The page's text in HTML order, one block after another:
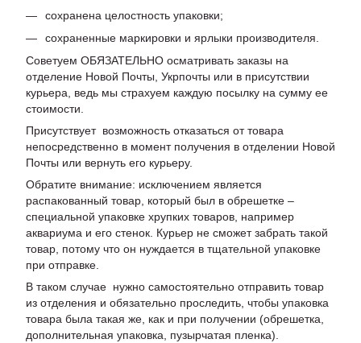
сохранена целостность упаковки;
сохраненные маркировки и ярлыки производителя.
Советуем ОБЯЗАТЕЛЬНО осматривать заказы на
отделение Новой Почты, Укрпочты или в присутствии
курьера, ведь мы страхуем каждую посылку на сумму ее
стоимости.
Присутствует возможность отказаться от товара
непосредственно в момент получения в отделении Новой
Почты или вернуть его курьеру.
Обратите внимание: исключением является
распакованный товар, который был в обрешетке –
специальной упаковке хрупких товаров, например
аквариума и его стенок. Курьер не сможет забрать такой
товар, потому что он нуждается в тщательной упаковке
при отправке.
В таком случае нужно самостоятельно отправить товар
из отделения и обязательно проследить, чтобы упаковка
товара была такая же, как и при получении (обрешетка,
дополнительная упаковка, пузырчатая пленка).